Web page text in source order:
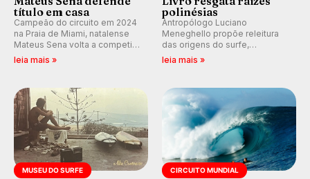
título em casa
Campeão do circuito em 2024
na Praia de Miami, natalense
Mateus Sena volta a competir
em casa em busca de manter a
leia mais »
polinésias
Antropólogo Luciano
Meneghello propõe releitura
das origens do surfe,
resgatando a cultura polinésia
prática em esporte e indústria.
leia mais »
MUSEU DO SURFE CIRCUITO MUNDIAL